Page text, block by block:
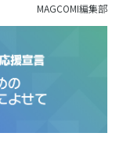
MAGCOMI編集部